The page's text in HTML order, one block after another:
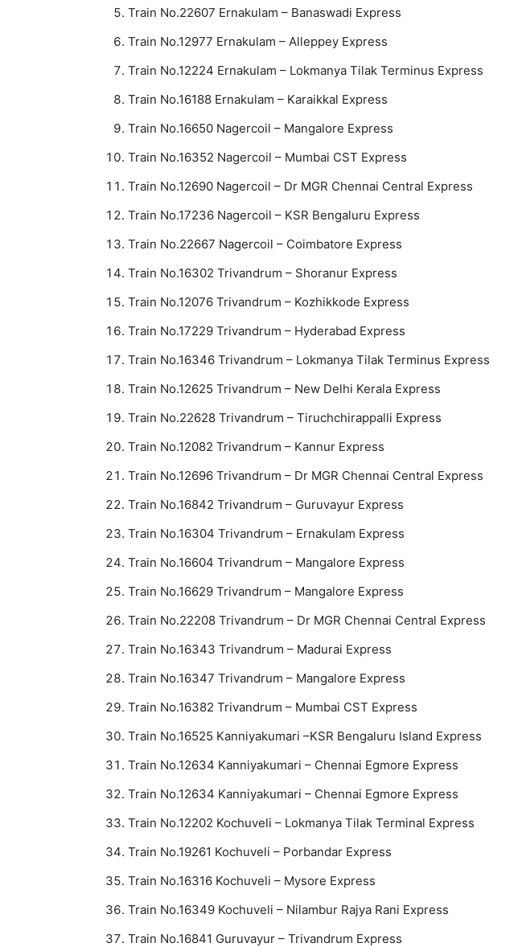
Train No.22607 Ernakulam – Banaswadi Express
Train No.12977 Ernakulam – Alleppey Express
Train No.12224 Ernakulam – Lokmanya Tilak Terminus Express
Train No.16188 Ernakulam – Karaikkal Express
Train No.16650 Nagercoil – Mangalore Express
Train No.16352 Nagercoil – Mumbai CST Express
Train No.12690 Nagercoil – Dr MGR Chennai Central Express
Train No.17236 Nagercoil – KSR Bengaluru Express
Train No.22667 Nagercoil – Coimbatore Express
Train No.16302 Trivandrum – Shoranur Express
Train No.12076 Trivandrum – Kozhikkode Express
Train No.17229 Trivandrum – Hyderabad Express
Train No.16346 Trivandrum – Lokmanya Tilak Terminus Express
Train No.12625 Trivandrum – New Delhi Kerala Express
Train No.22628 Trivandrum – Tiruchchirappalli Express
Train No.12082 Trivandrum – Kannur Express
Train No.12696 Trivandrum – Dr MGR Chennai Central Express
Train No.16842 Trivandrum – Guruvayur Express
Train No.16304 Trivandrum – Ernakulam Express
Train No.16604 Trivandrum – Mangalore Express
Train No.16629 Trivandrum – Mangalore Express
Train No.22208 Trivandrum – Dr MGR Chennai Central Express
Train No.16343 Trivandrum – Madurai Express
Train No.16347 Trivandrum – Mangalore Express
Train No.16382 Trivandrum – Mumbai CST Express
Train No.16525 Kanniyakumari –KSR Bengaluru Island Express
Train No.12634 Kanniyakumari – Chennai Egmore Express
Train No.12634 Kanniyakumari – Chennai Egmore Express
Train No.12202 Kochuveli – Lokmanya Tilak Terminal Express
Train No.19261 Kochuveli – Porbandar Express
Train No.16316 Kochuveli – Mysore Express
Train No.16349 Kochuveli – Nilambur Rajya Rani Express
Train No.16841 Guruvayur – Trivandrum Express